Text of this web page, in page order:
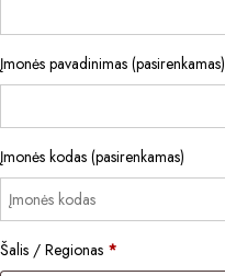
Įmonės pavadinimas (pasirenkamas)
Įmonės kodas (pasirenkamas)
Šalis / Regionas *